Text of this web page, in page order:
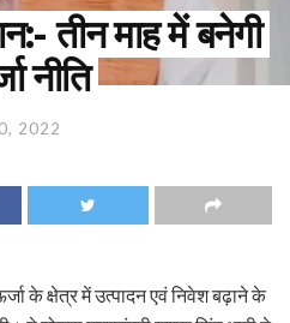
तीन माह में बनेगी
नीति
2022
के क्षेत्र में उत्पादन एवं निवेश बढ़ाने के